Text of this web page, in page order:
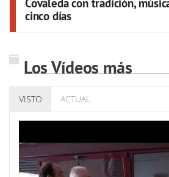
cinco días
Los Vídeos más
VISTO ACTUAL